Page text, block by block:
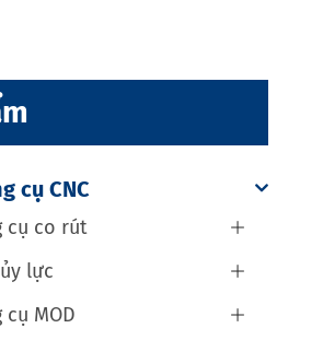
cụ CNC
cụ co rút 
lực 
MOD 